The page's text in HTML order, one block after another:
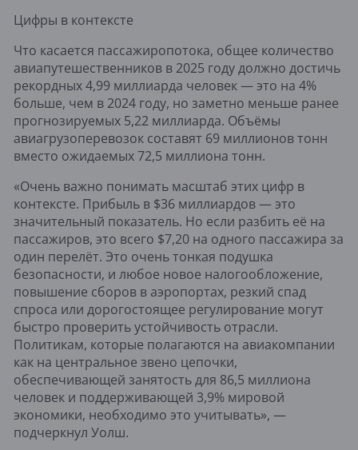
Цифры в контексте
Что касается пассажиропотока, общее количество
авиапутешественников в 2025 году должно достичь
рекордных 4,99 миллиарда человек — это на 4%
больше, чем в 2024 году, но заметно меньше ранее
прогнозируемых 5,22 миллиарда. Объёмы
авиагрузоперевозок составят 69 миллионов тонн
вместо ожидаемых 72,5 миллиона тонн.
«Очень важно понимать масштаб этих цифр в
контексте. Прибыль в $36 миллиардов — это
значительный показатель. Но если разбить её на
пассажиров, это всего $7,20 на одного пассажира за
один перелёт. Это очень тонкая подушка
безопасности, и любое новое налогообложение,
повышение сборов в аэропортах, резкий спад
спроса или дорогостоящее регулирование могут
быстро проверить устойчивость отрасли.
Политикам, которые полагаются на авиакомпании
как на центральное звено цепочки,
обеспечивающей занятость для 86,5 миллиона
человек и поддерживающей 3,9% мировой
экономики, необходимо это учитывать», —
подчеркнул Уолш.